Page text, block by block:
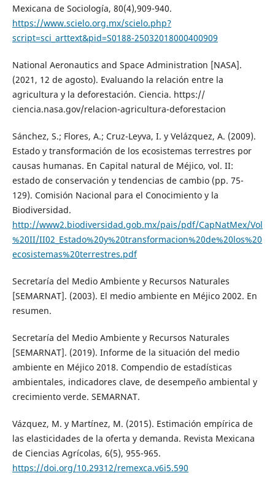
Mexicana de Sociología, 80(4),909-940.
https://www.scielo.org.mx/scielo.php?
script=sci_arttext&pid=S0188-25032018000400909
National Aeronautics and Space Administration [NASA].
(2021, 12 de agosto). Evaluando la relación entre la
agricultura y la deforestación. Ciencia. https://
ciencia.nasa.gov/relacion-agricultura-deforestacion
Sánchez, S.; Flores, A.; Cruz-Leyva, I. y Velázquez, A. (2009).
Estado y transformación de los ecosistemas terrestres por
causas humanas. En Capital natural de Méjico, vol. II:
estado de conservación y tendencias de cambio (pp. 75-
129). Comisión Nacional para el Conocimiento y la
Biodiversidad.
http://www2.biodiversidad.gob.mx/pais/pdf/CapNatMex/Vol
%20II/II02_Estado%20y%20transformacion%20de%20los%20
ecosistemas%20terrestres.pdf
Secretaría del Medio Ambiente y Recursos Naturales
[SEMARNAT]. (2003). El medio ambiente en Méjico 2002. En
resumen.
Secretaría del Medio Ambiente y Recursos Naturales
[SEMARNAT]. (2019). Informe de la situación del medio
ambiente en Méjico 2018. Compendio de estadísticas
ambientales, indicadores clave, de desempeño ambiental y
crecimiento verde. SEMARNAT.
Vázquez, M. y Martínez, M. (2015). Estimación empírica de
las elasticidades de la oferta y demanda. Revista Mexicana
de Ciencias Agrícolas, 6(5), 955-965.
https://doi.org/10.29312/remexca.v6i5.590